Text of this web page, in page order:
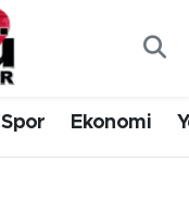
Spor Ekonomi